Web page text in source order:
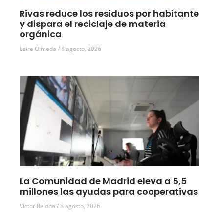
Rivas reduce los residuos por habitante
y dispara el reciclaje de materia
orgánica
Leire Olmeda 8 agosto, 2026
La Comunidad de Madrid eleva a 5,5
millones las ayudas para cooperativas
Víctor Reloba 8 agosto, 2026